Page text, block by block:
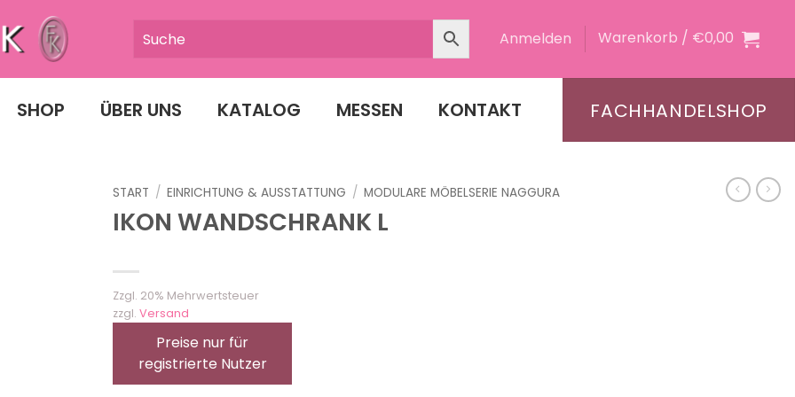
Anmelden Warenkorb / €0,00
SHOP ÜBER UNS KATALOG MESSEN KONTAKT FACHHANDELSHOP
START / EINRICHTUNG & AUSSTATTUNG / MODULARE MÖBELSERIE NAGGURA
IKON WANDSCHRANK L
Zzgl. 20% Mehrwertsteuer
zzgl. Versand
Preise nur für
registrierte Nutzer